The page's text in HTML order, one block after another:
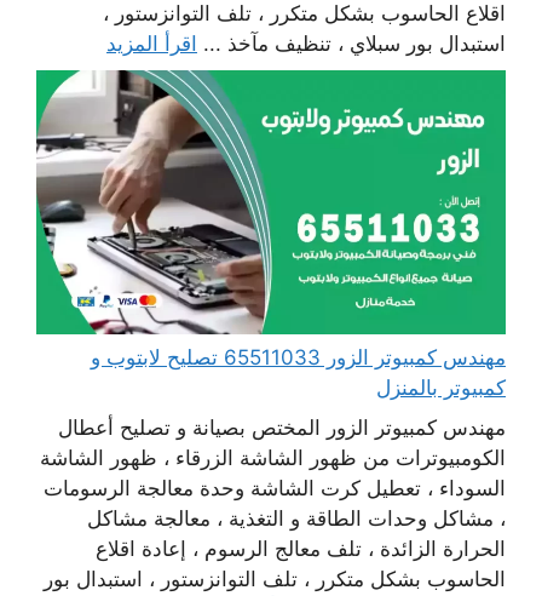
اقلاع الحاسوب بشكل متكرر ، تلف التوانزستور ،
استبدال بور سبلاي ، تنظيف مآخذ ... اقرأ المزيد
مهندس كمبيوتر الزور 65511033 تصليح لابتوب و
كمبيوتر بالمنزل
مهندس كمبيوتر الزور المختص بصيانة و تصليح أعطال
الكومبيوترات من ظهور الشاشة الزرقاء ، ظهور الشاشة
السوداء ، تعطيل كرت الشاشة وحدة معالجة الرسومات
، مشاكل وحدات الطاقة و التغذية ، معالجة مشاكل
الحرارة الزائدة ، تلف معالج الرسوم ، إعادة اقلاع
الحاسوب بشكل متكرر ، تلف التوانزستور ، استبدال بور